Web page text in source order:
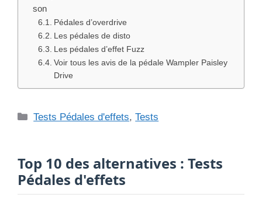
son
Pédales d’overdrive
Les pédales de disto
Les pédales d’effet Fuzz
Voir tous les avis de la pédale Wampler Paisley
Drive
Catégories
Tests Pédales d'effets,Tests
Top 10 des alternatives : Tests
Pédales d'effets